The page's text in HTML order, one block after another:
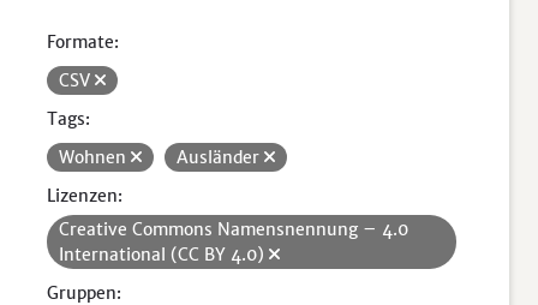
Formate:
CSV
Tags:
Wohnen
Ausländer
Lizenzen:
Creative Commons Namensnennung – 4.0
International (CC BY 4.0)
Gruppen: